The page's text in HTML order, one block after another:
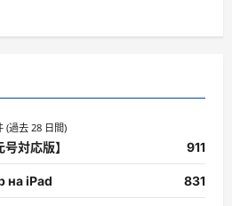
(過去 28 日間)
対応版】 911
на iPad 831